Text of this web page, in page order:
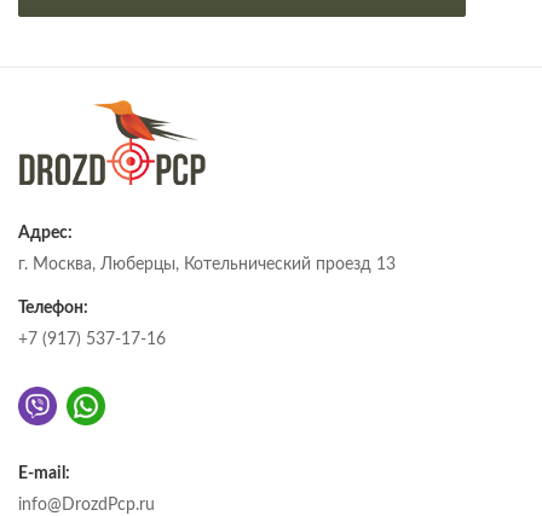
Адрес:
г. Москва, Люберцы, Котельнический проезд 13
Телефон:
+7 (917) 537-17-16
E-mail:
info@DrozdPcp.ru